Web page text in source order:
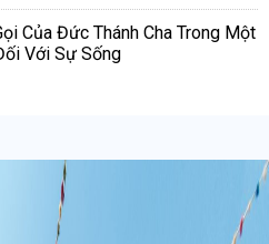
Của Đức Thánh Cha Trong Một
Với Sự Sống